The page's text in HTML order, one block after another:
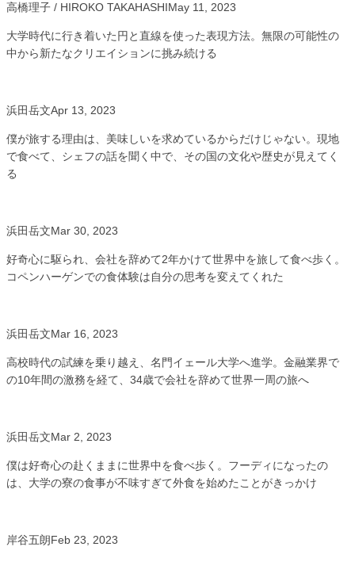
高橋理子 / HIROKO TAKAHASHIMay 11, 2023
大学時代に行き着いた円と直線を使った表現方法。無限の可能性の
中から新たなクリエイションに挑み続ける
浜田岳文Apr 13, 2023
僕が旅する理由は、美味しいを求めているからだけじゃない。現地
で食べて、シェフの話を聞く中で、その国の文化や歴史が見えてく
る
浜田岳文Mar 30, 2023
好奇心に駆られ、会社を辞めて2年かけて世界中を旅して食べ歩く。
コペンハーゲンでの食体験は自分の思考を変えてくれた
浜田岳文Mar 16, 2023
高校時代の試練を乗り越え、名門イェール大学へ進学。金融業界で
の10年間の激務を経て、34歳で会社を辞めて世界一周の旅へ
浜田岳文Mar 2, 2023
僕は好奇心の赴くままに世界中を食べ歩く。フーディになったの
は、大学の寮の食事が不味すぎて外食を始めたことがきっかけ
岸谷五朗Feb 23, 2023